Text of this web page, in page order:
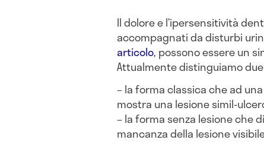
Il dolore e l’ipersensitività
accompagnati da disturbi
articolo, possono essere un
Attualmente distinguiamo
– la forma classica che ad
mostra una lesione simil-
– la forma senza lesione che
mancanza della lesione